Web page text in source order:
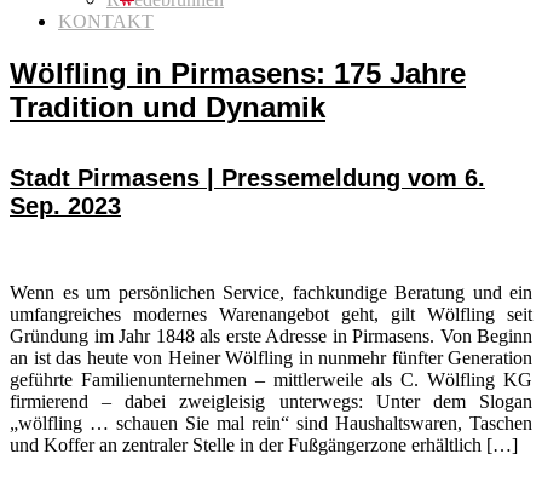
KONTAKT
Wölfling in Pirmasens: 175 Jahre
Tradition und Dynamik
Stadt Pirmasens | Pressemeldung vom 6.
Sep. 2023
Wenn es um persönlichen Service, fachkundige Beratung und ein
umfangreiches modernes Warenangebot geht, gilt Wölfling seit
Gründung im Jahr 1848 als erste Adresse in Pirmasens. Von Beginn
an ist das heute von Heiner Wölfling in nunmehr fünfter Generation
geführte Familienunternehmen – mittlerweile als C. Wölfling KG
firmierend – dabei zweigleisig unterwegs: Unter dem Slogan
„wölfling … schauen Sie mal rein“ sind Haushaltswaren, Taschen
und Koffer an zentraler Stelle in der Fußgängerzone erhältlich […]